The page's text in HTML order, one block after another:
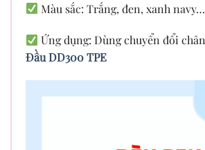
Màu sắc: Trắng, đen, xanh
Ứng dụng: Dùng chuyển đổi
Đầu DD300 TPE